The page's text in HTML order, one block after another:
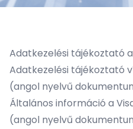
Adatkezelési tájékoztató
Adatkezelési tájékoztató
(angol nyelvű
Általános információ a
(angol nyelvű